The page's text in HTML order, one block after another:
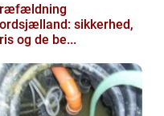
sikkerhed,
og de be...